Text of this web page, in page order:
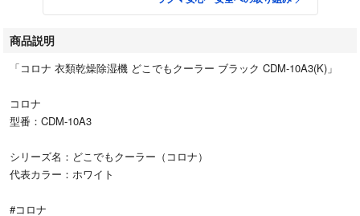
商品説明
「コロナ 衣類乾燥除湿機 どこでもクーラー ブラック CDM-10A3(K)」
コロナ
型番：CDM-10A3
シリーズ名：どこでもクーラー（コロナ）
代表カラー：ホワイト
#コロナ